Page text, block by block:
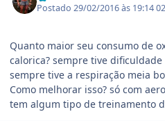
Postado29/02/2016 às 19:14
Quanto maior seu consumo de
calorica? sempre tive
sempre tive a respiração meia
Como melhorar isso? só com
tem algum tipo de treinamento